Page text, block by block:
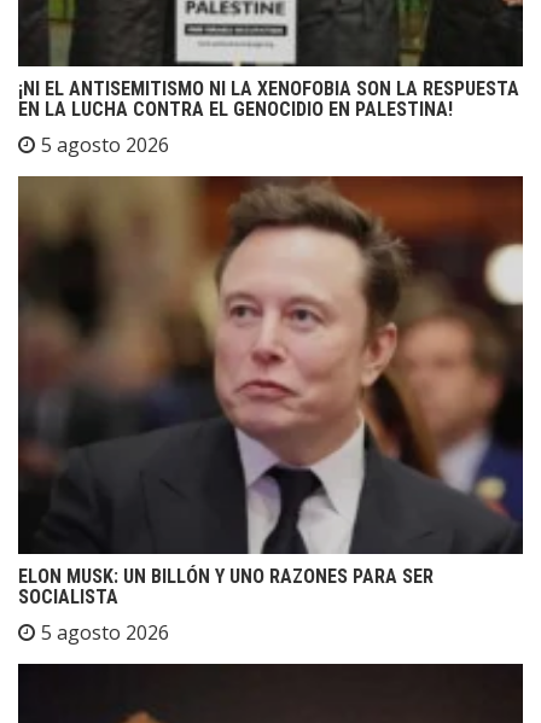
¡NI EL ANTISEMITISMO NI LA XENOFOBIA SON LA RESPUESTA
EN LA LUCHA CONTRA EL GENOCIDIO EN PALESTINA!
5 agosto 2026
ELON MUSK: UN BILLÓN Y UNO RAZONES PARA SER
SOCIALISTA
5 agosto 2026